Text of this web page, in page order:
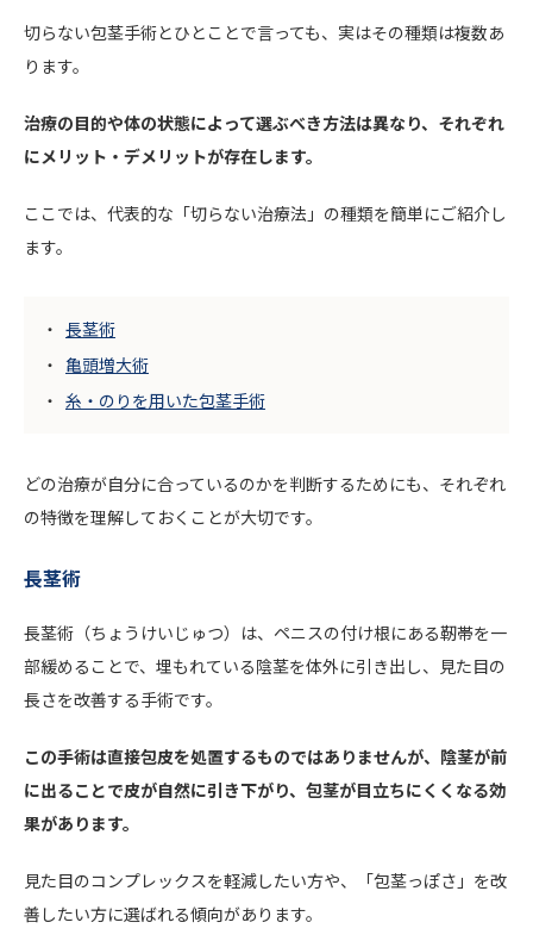
切らない包茎手術とひとことで言っても、実はその種類は複数あ
ります。
治療の目的や体の状態によって選ぶべき方法は異なり、それぞれ
にメリット・デメリットが存在します。
ここでは、代表的な「切らない治療法」の種類を簡単にご紹介し
ます。
長茎術
亀頭増大術
糸・のりを用いた包茎手術
どの治療が自分に合っているのかを判断するためにも、それぞれ
の特徴を理解しておくことが大切です。
長茎術
長茎術（ちょうけいじゅつ）は、ペニスの付け根にある靭帯を一
部緩めることで、埋もれている陰茎を体外に引き出し、見た目の
長さを改善する手術です。
この手術は直接包皮を処置するものではありませんが、陰茎が前
に出ることで皮が自然に引き下がり、包茎が目立ちにくくなる効
果があります。
見た目のコンプレックスを軽減したい方や、「包茎っぽさ」を改
善したい方に選ばれる傾向があります。